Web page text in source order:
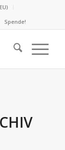
Spende!